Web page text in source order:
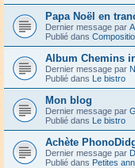
Papa Noël en
Dernier message par
Publié dans
Album Chemins
Dernier message par
Publié dans Le bistro
Mon blog
Dernier message par
Publié dans Le bistro
Achète
Dernier message par
Publié dans Petites